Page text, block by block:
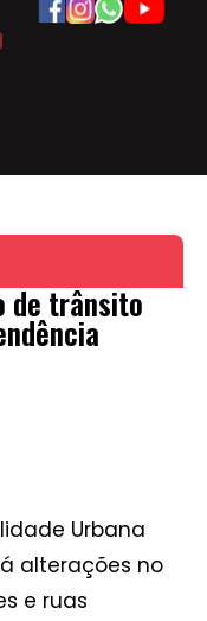
de trânsito
Urbana
alterações no
e ruas